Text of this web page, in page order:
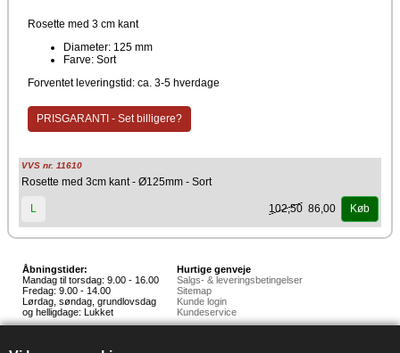
Rosette med 3 cm kant
Diameter: 125 mm
Farve: Sort
Forventet leveringstid: ca. 3-5 hverdage
PRISGARANTI - Set billigere?
VVS nr. 11610
Rosette med 3cm kant - Ø125mm - Sort
L 102,50 86,00 Køb
Åbningstider:
Mandag til torsdag: 9.00 - 16.00
Fredag: 9.00 - 14.00
Lørdag, søndag, grundlovsdag
og helligdage: Lukket
Hurtige genveje
Salgs- & leveringsbetingelser
Sitemap
Kunde login
Kundeservice